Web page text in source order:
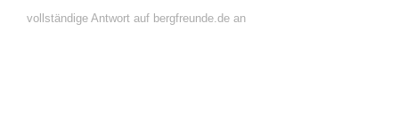
vollständige Antwort auf bergfreunde.de an